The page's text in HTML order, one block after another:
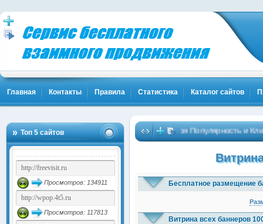
Главная Контакты Правила Статистика Каталог сайтов
Топ 5 сайтов
Просмотров: 134911
Просмотров: 117813
Твоя Популярность и Клиенты!
Бесплатное размещение
Витрина всех баннеров